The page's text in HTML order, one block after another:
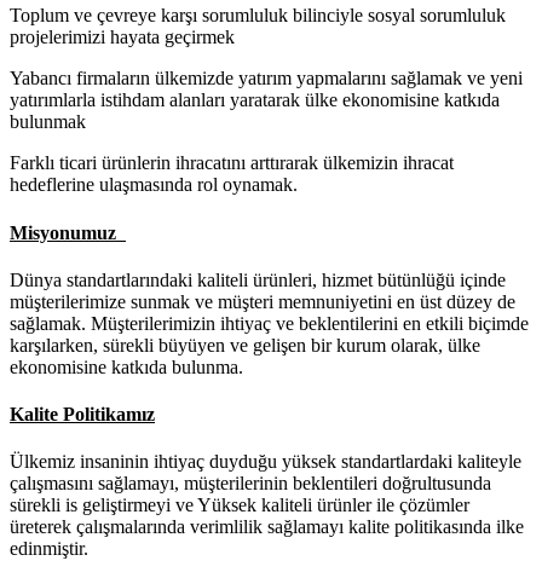
Toplum ve çevreye karşı sorumluluk bilinciyle sosyal sorumluluk
projelerimizi hayata geçirmek
Yabancı firmaların ülkemizde yatırım yapmalarını sağlamak ve yeni
yatırımlarla istihdam alanları yaratarak ülke ekonomisine katkıda
bulunmak
Farklı ticari ürünlerin ihracatını arttırarak ülkemizin ihracat
hedeflerine ulaşmasında rol oynamak.
Misyonumuz
Dünya standartlarındaki kaliteli ürünleri, hizmet bütünlüğü içinde
müşterilerimize sunmak ve müşteri memnuniyetini en üst düzey de
sağlamak. Müşterilerimizin ihtiyaç ve beklentilerini en etkili biçimde
karşılarken, sürekli büyüyen ve gelişen bir kurum olarak, ülke
ekonomisine katkıda bulunma.
Kalite Politikamız
Ülkemiz insaninin ihtiyaç duyduğu yüksek standartlardaki kaliteyle
çalışmasını sağlamayı, müşterilerinin beklentileri doğrultusunda
sürekli is geliştirmeyi ve Yüksek kaliteli ürünler ile çözümler
üreterek çalışmalarında verimlilik sağlamayı kalite politikasında ilke
edinmiştir.